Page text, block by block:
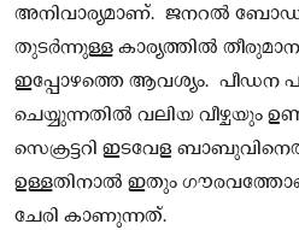
അനിവാര്യമാണ്. ജനറല്‍
തുടര്‍ന്നുള്ള കാര്യത്തിൽ
ഇപ്പോഴത്തെ ആവശ്യം. പീഡന
ചെയ്യുന്നതില്‍ വലിയ വീഴ്ചയും
സെക്രട്ടറി ഇടവേള
ഉള്ളതിനാൽ ഇതും
ചേരി കാണുന്നത്.